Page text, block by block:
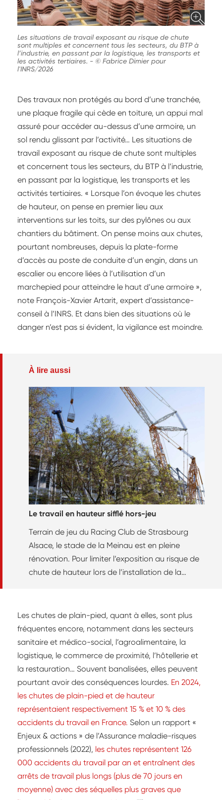
Les situations de travail exposant au risque de chute
sont multiples et concernent tous les secteurs, du BTP à
l’industrie, en passant par la logistique, les transports et
les activités tertiaires. - © Fabrice Dimier pour
l'INRS/2026
Des travaux non protégés au bord d’une tranchée,
une plaque fragile qui cède en toiture, un appui mal
assuré pour accéder au-dessus d’une armoire, un
sol rendu glissant par l’activité… Les situations de
travail exposant au risque de chute sont multiples
et concernent tous les secteurs, du BTP à l’industrie,
en passant par la logistique, les transports et les
activités tertiaires. « Lorsque l’on évoque les chutes
de hauteur, on pense en premier lieu aux
interventions sur les toits, sur des pylônes ou aux
chantiers du bâtiment. On pense moins aux chutes,
pourtant nombreuses, depuis la plate-forme
d’accès au poste de conduite d’un engin, dans un
escalier ou encore liées à l’utilisation d’un
marchepied pour atteindre le haut d’une armoire »,
note François-Xavier Artarit, expert d’assistance-
conseil à l’INRS. Et dans bien des situations où le
danger n’est pas si évident, la vigilance est moindre.
À lire aussi
Le travail en hauteur sifflé hors-jeu
Terrain de jeu du Racing Club de Strasbourg
Alsace, le stade de la Meinau est en pleine
rénovation. Pour limiter l’exposition au risque de
chute de hauteur lors de l’installation de la
d’être mis en place par une grue. Dans
l’environnement urbain du chantier,
l’organisation des flux est primordiale pour
garantir l’efficacité du travail comme la sécurité
des ouvriers.
Les chutes de plain-pied, quant à elles, sont plus
fréquentes encore, notamment dans les secteurs
sanitaire et médico-social, l’agroalimentaire, la
logistique, le commerce de proximité, l’hôtellerie et
la restauration… Souvent banalisées, elles peuvent
pourtant avoir des conséquences lourdes. En 2024,
les chutes de plain-pied et de hauteur
représentaient respectivement 15 % et 10 % des
accidents du travail en France. Selon un rapport «
Enjeux & actions » de l’Assurance maladie-risques
professionnels (2022), les chutes représentent 126
000 accidents du travail par an et entraînent des
arrêts de travail plus longs (plus de 70 jours en
moyenne) avec des séquelles plus graves que